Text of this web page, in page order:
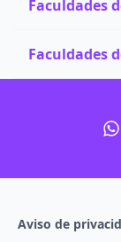
Faculdades
Faculdades
Aviso de